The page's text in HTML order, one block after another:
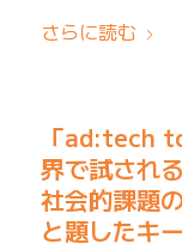
さらに読む
「ad:tech
界で試され
社会的課題
と題したキ